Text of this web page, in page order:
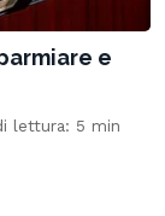
e
lettura: 5 min